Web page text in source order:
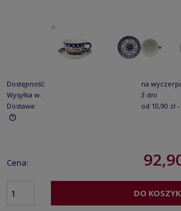
Dostępność:
na
Wysyłka w:
3 dni
Dostawa:
od 10,90 zł -
Cena nie zawiera ewentualnych kosztów
Cena:
DO